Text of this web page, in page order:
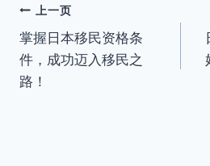
文
章
导
上一页
掌握日本移民资格条
件，成功迈入移民之
路！